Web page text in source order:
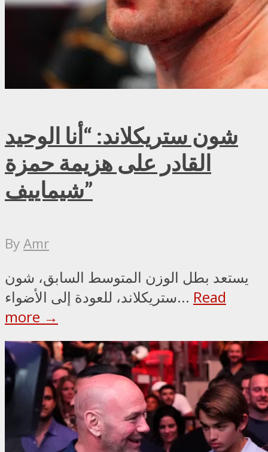
شون ستريكلاند: “أنا الوحيد
القادر على هزيمة حمزة
شيماييف”
ByAmr
يستعد بطل الوزن المتوسط السابق، شون
ستريكلاند، للعودة إلى الأضواء... Read
more →